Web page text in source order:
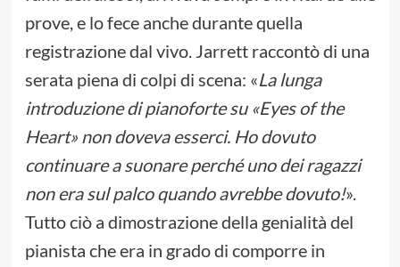
prove, e lo fece anche durante quella
registrazione dal vivo. Jarrett raccontò di una
serata piena di colpi di scena: «La lunga
introduzione di pianoforte su «Eyes of the
Heart» non doveva esserci. Ho dovuto
continuare a suonare perché uno dei ragazzi
non era sul palco quando avrebbe dovuto!».
Tutto ciò a dimostrazione della genialità del
pianista che era in grado di comporre in